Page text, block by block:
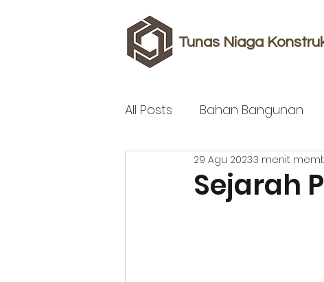
Tunas Niaga
All Posts Bahan Bangunan
Sejarah
29 Agu 20233 menit